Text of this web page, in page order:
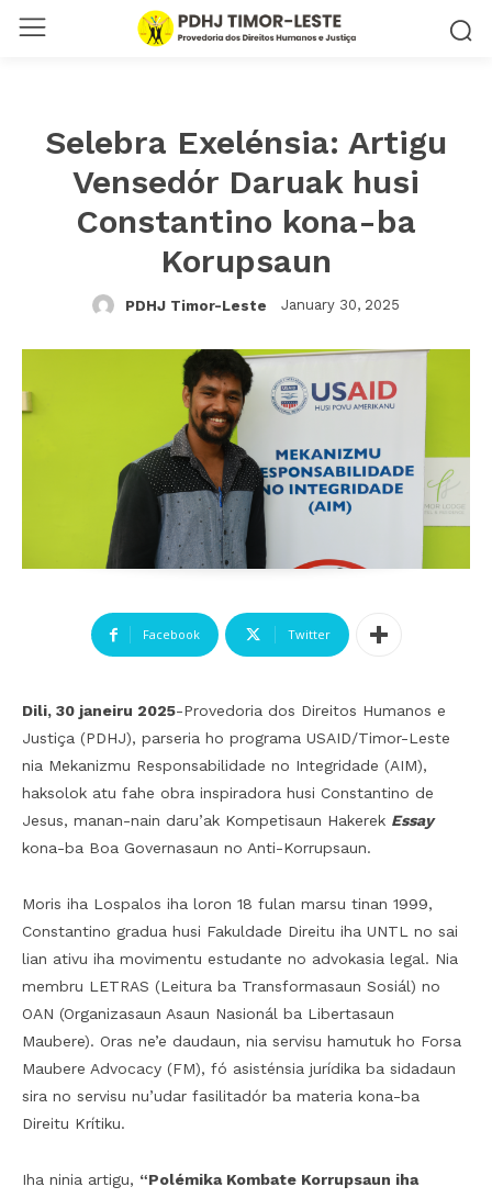
Selebra Exelénsia: Artigu
Vensedór Daruak husi
Constantino kona-ba
Korupsaun
PDHJ Timor-Leste January 30, 2025
Facebook Twitter
Dili, 30 janeiru 2025-Provedoria dos Direitos Humanos e
Justiça (PDHJ), parseria ho programa USAID/Timor-Leste
nia Mekanizmu Responsabilidade no Integridade (AIM),
haksolok atu fahe obra inspiradora husi Constantino de
Jesus, manan-nain daru’ak Kompetisaun Hakerek Essay
kona-ba Boa Governasaun no Anti-Korrupsaun.
Moris iha Lospalos iha loron 18 fulan marsu tinan 1999,
Constantino gradua husi Fakuldade Direitu iha UNTL no sai
lian ativu iha movimentu estudante no advokasia legal. Nia
membru LETRAS (Leitura ba Transformasaun Sosiál) no
OAN (Organizasaun Asaun Nasionál ba Libertasaun
Maubere). Oras ne’e daudaun, nia servisu hamutuk ho Forsa
Maubere Advocacy (FM), fó asisténsia jurídika ba sidadaun
sira no servisu nu’udar fasilitadór ba materia kona-ba
Direitu Krítiku.
Iha ninia artigu, “Polémika Kombate Korrupsaun iha